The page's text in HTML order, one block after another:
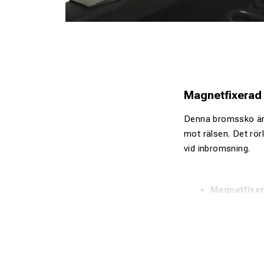
Denna bromssko
mot rälsen. Det
vid inbromsning.